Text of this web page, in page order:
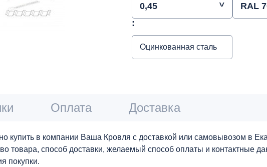
0,45 RAL
:
Оцинкованная сталь
Оплата Доставка
в компании Ваша Кровля с доставкой или самовывозом в
товара, способ доставки, желаемый способ оплаты и
покупки.